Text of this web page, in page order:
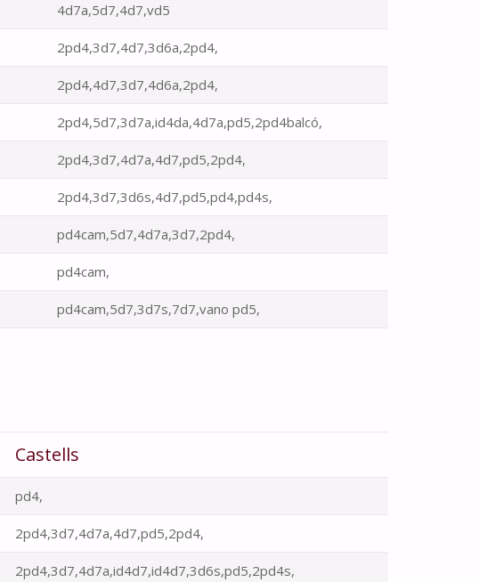
4d7a,5d7,4d7,vd5
2pd4,3d7,4d7,3d6a,2pd4,
2pd4,4d7,3d7,4d6a,2pd4,
2pd4,5d7,3d7a,id4da,4d7a,pd5,2pd4balcó,
2pd4,3d7,4d7a,4d7,pd5,2pd4,
2pd4,3d7,3d6s,4d7,pd5,pd4,pd4s,
pd4cam,5d7,4d7a,3d7,2pd4,
pd4cam,
pd4cam,5d7,3d7s,7d7,vano pd5,
Castells
pd4,
2pd4,3d7,4d7a,4d7,pd5,2pd4,
2pd4,3d7,4d7a,id4d7,id4d7,3d6s,pd5,2pd4s,